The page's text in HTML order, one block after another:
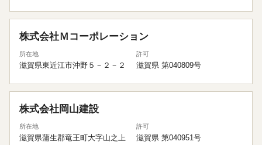
株式会社Ｍコーポレーション
所在地
滋賀県東近江市沖野５－２－２
許可
滋賀県 第040809号
株式会社岡山建設
所在地
滋賀県蒲生郡竜王町大字山之上
許可
滋賀県 第040951号